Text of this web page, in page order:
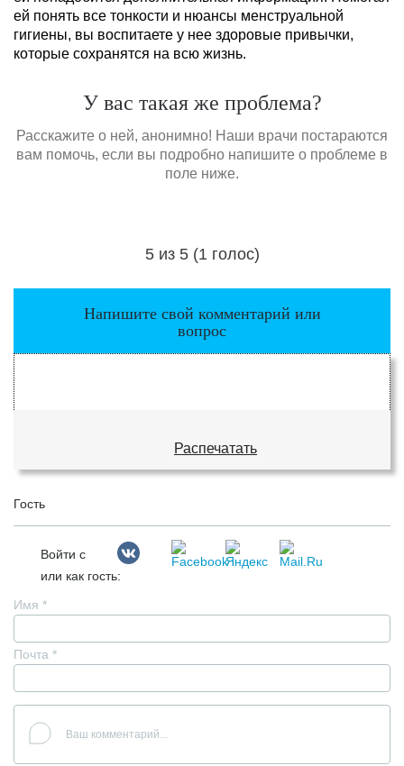
ей понять все тонкости и нюансы менструальной
гигиены, вы воспитаете у нее здоровые привычки,
которые сохранятся на всю жизнь.
У вас такая же проблема?
Расскажите о ней, анонимно! Наши врачи постараются
вам помочь, если вы подробно напишите о проблеме в
поле ниже.
Загрузка...
5 из 5 (1 голос)
Напишите свой комментарий или
вопрос
Распечатать
Гость
Войти с
или как гость:
Имя *
Почта *